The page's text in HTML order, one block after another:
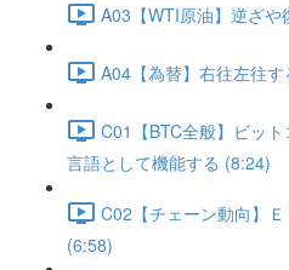
A03【WTI原油】逆ざ
A04【為替】右往左往
C01【BTC全般】ビッ
言語として機能する (8:24)
C02【チェーン動向】
(6:58)